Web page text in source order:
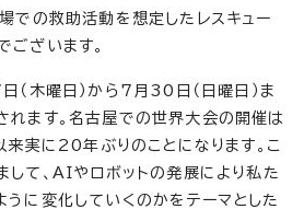
での救助活動を想定したレスキュー
ございます。
木曜日）から7月30日（日曜日）ま
ます。名古屋での世界大会の開催は
実に20年ぶりのことになります。こ
して、AIやロボットの発展により私た
うに変化していくのかをテーマとした